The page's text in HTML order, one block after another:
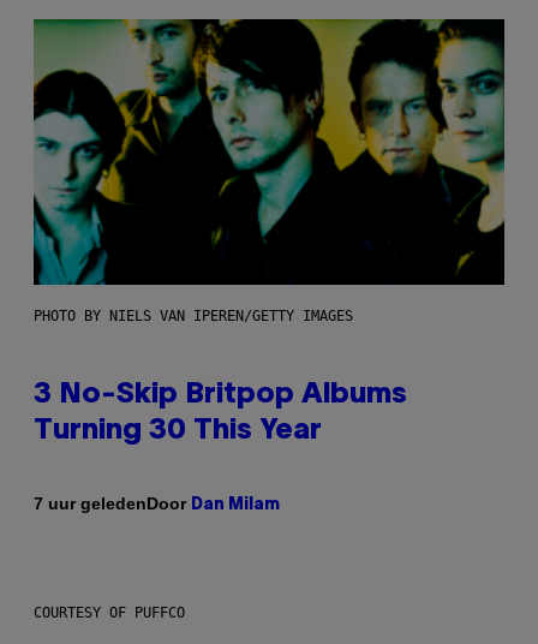
PHOTO BY NIELS VAN IPEREN/GETTY IMAGES
3 No-Skip Britpop Albums
Turning 30 This Year
7 uur geledenDoor Dan Milam
COURTESY OF PUFFCO